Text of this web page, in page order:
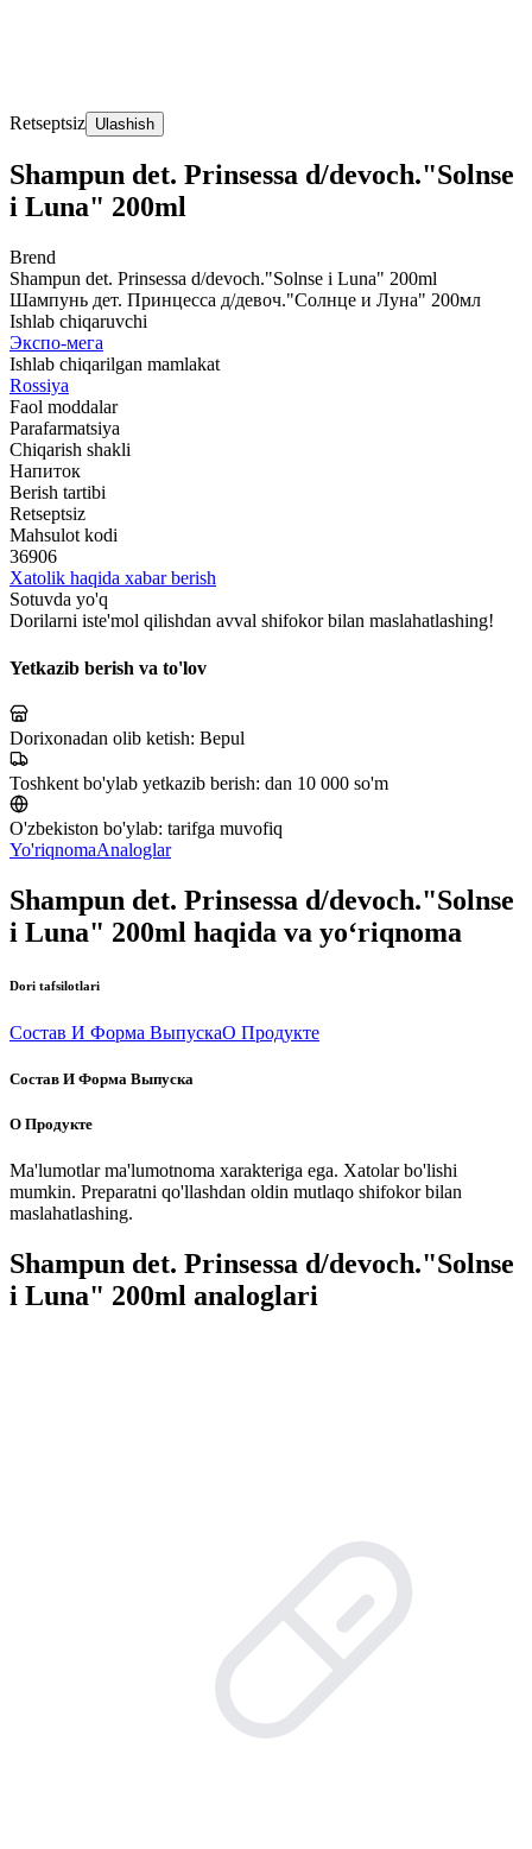
Retseptsiz Ulashish
Shampun det. Prinsessa d/devoch."Solnse
i Luna" 200ml
Brend
Shampun det. Prinsessa d/devoch."Solnse i Luna" 200ml
Шампунь дет. Принцесса д/девоч."Солнце и Луна" 200мл
Ishlab chiqaruvchi
Экспо-мега
Ishlab chiqarilgan mamlakat
Rossiya
Faol moddalar
Parafarmatsiya
Chiqarish shakli
Напиток
Berish tartibi
Retseptsiz
Mahsulot kodi
36906
Xatolik haqida xabar berish
Sotuvda yo'q
Dorilarni iste'mol qilishdan avval shifokor bilan maslahatlashing!
Yetkazib berish va to'lov
Dorixonadan olib ketish: Bepul
Toshkent bo'ylab yetkazib berish: dan 10 000 so'm
O'zbekiston bo'ylab: tarifga muvofiq
Yo'riqnomaAnaloglar
Shampun det. Prinsessa d/devoch."Solnse
i Luna" 200ml haqida va yo‘riqnoma
Dori tafsilotlari
Состав И Форма ВыпускаО Продукте
Состав И Форма Выпуска
О Продукте
Ma'lumotlar ma'lumotnoma xarakteriga ega. Xatolar bo'lishi
mumkin. Preparatni qo'llashdan oldin mutlaqo shifokor bilan
maslahatlashing.
Shampun det. Prinsessa d/devoch."Solnse
i Luna" 200ml analoglari